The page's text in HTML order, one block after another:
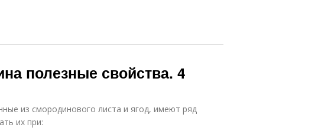
полезные свойства. 4
из смородинового листа и ягод, имеют ряд
их при: